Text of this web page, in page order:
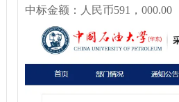
中标金额：人民币591，000.00